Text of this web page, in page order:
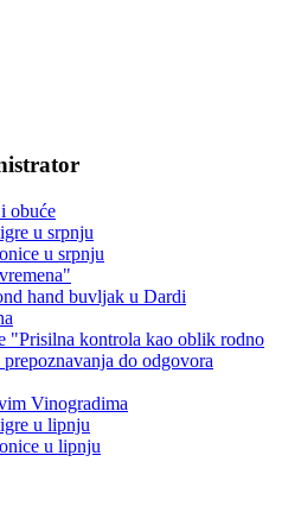
obuće
u srpnju
u srpnju
hand buvljak u Dardi
"Prisilna kontrola kao oblik rodno
do odgovora
Vinogradima
u lipnju
u lipnju